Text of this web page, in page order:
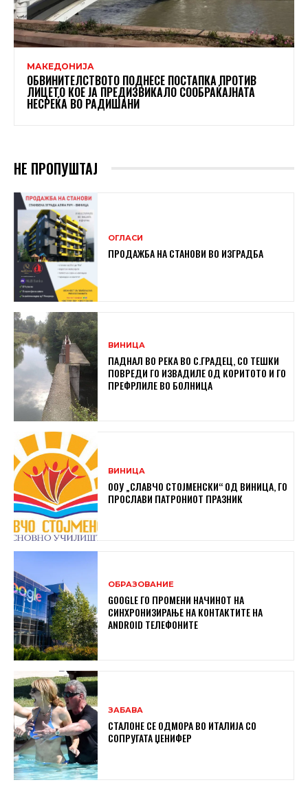
МАКЕДОНИЈА
ОБВИНИТЕЛСТВОТО ПОДНЕСЕ ПОСТАПКА ПРОТИВ
ЛИЦЕТО КОЕ ЈА ПРЕДИЗВИКАЛО СООБРАЌАЈНАТА
НЕСРЕЌА ВО РАДИШАНИ
НЕ ПРОПУШТАЈ
ОГЛАСИ
ПРОДАЖБА НА СТАНОВИ ВО ИЗГРАДБА
ВИНИЦА
ПАДНАЛ ВО РЕКА ВО С.ГРАДЕЦ, СО ТЕШКИ
ПОВРЕДИ ГО ИЗВАДИЛЕ ОД КОРИТОТО И ГО
ПРЕФРЛИЛЕ ВО БОЛНИЦА
ВИНИЦА
ООУ „СЛАВЧО СТОЈМЕНСКИ“ ОД ВИНИЦА, ГО
ПРОСЛАВИ ПАТРОНИОТ ПРАЗНИК
ОБРАЗОВАНИЕ
GOOGLE ГО ПРОМЕНИ НАЧИНОТ НА
СИНХРОНИЗИРАЊЕ НА КОНТАКТИТЕ НА
ANDROID ТЕЛЕФОНИТЕ
ЗАБАВА
СТАЛОНЕ СЕ ОДМОРА ВО ИТАЛИЈА СО
СОПРУГАТА ЏЕНИФЕР